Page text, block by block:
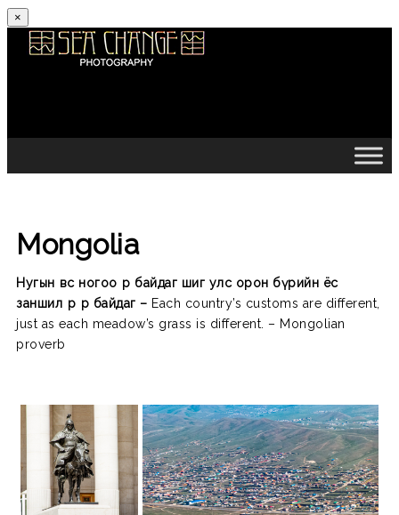
×
Skip to content
Mongolia
Нугын өвс ногоо өөр байдаг шиг улс орон бүрийн ёс
заншил өөр өөр байдаг – Each country’s customs are different,
just as each meadow’s grass is different. – Mongolian
proverb